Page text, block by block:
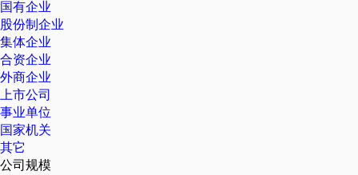
国有企业
股份制企业
集体企业
合资企业
外商企业
上市公司
事业单位
国家机关
其它
公司规模